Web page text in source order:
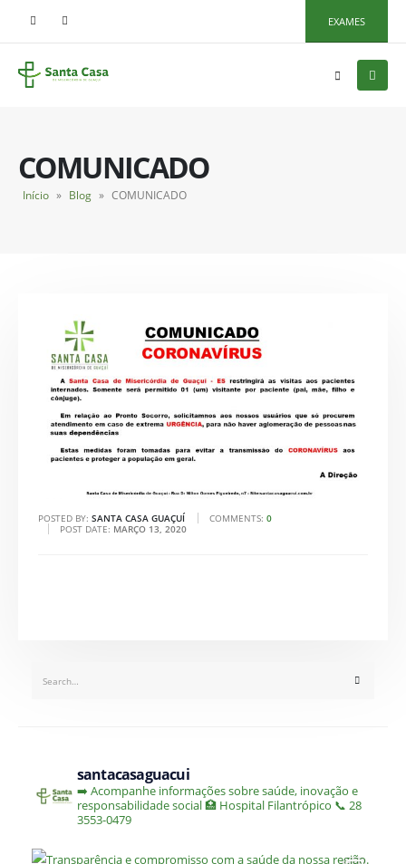
EXAMES
COMUNICADO
Início » Blog » COMUNICADO
POSTED BY:SANTA CASA GUAÇUÍ COMMENTS: 0
POST DATE: MARÇO 13, 2020
santacasaguacui
➡️ Acompanhe informações sobre saúde, inovação e
responsabilidade social🏥 Hospital Filantrópico 📞 28
3553-0479